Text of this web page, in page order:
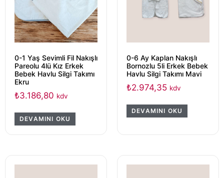
0-1 Yaş Sevimli Fil Nakışlı
Pareolu 4lü Kız Erkek
Bebek Havlu Silgi Takımı
Ekru
₺3.186,80 kdv
DEVAMINI OKU
0-6 Ay Kaplan Nakışlı
Bornozlu 5li Erkek Bebek
Havlu Silgi Takımı Mavi
₺2.974,35 kdv
DEVAMINI OKU